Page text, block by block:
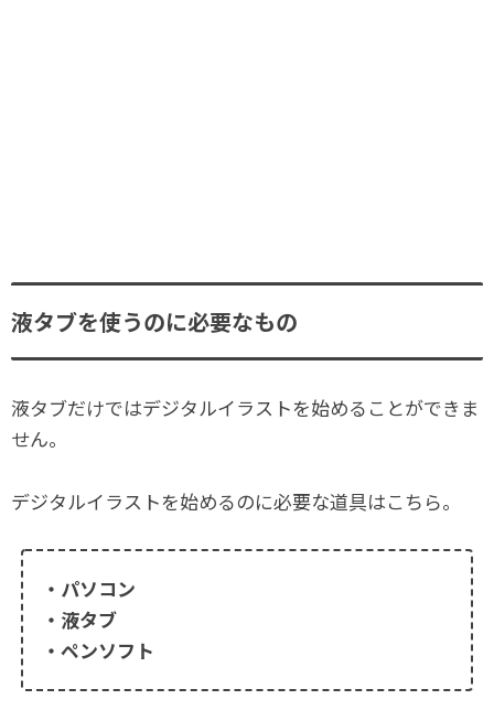
液タブを使うのに必要なもの
液タブだけではデジタルイラストを始めることができま
せん。
デジタルイラストを始めるのに必要な道具はこちら。
・パソコン
・液タブ
・ペンソフト